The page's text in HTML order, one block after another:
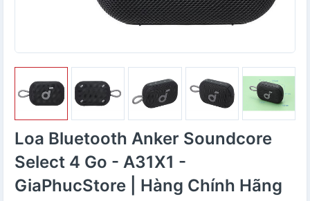
Loa Bluetooth Anker Soundcore
Select 4 Go - A31X1 -
GiaPhucStore | Hàng Chính Hãng